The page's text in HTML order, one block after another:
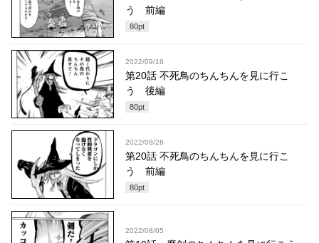
う 前編
80pt
2022/09/16
第20話 不死鳥のちんちんを見に行こ
う 後編
80pt
2022/08/26
第20話 不死鳥のちんちんを見に行こ
う 前編
80pt
2022/08/05